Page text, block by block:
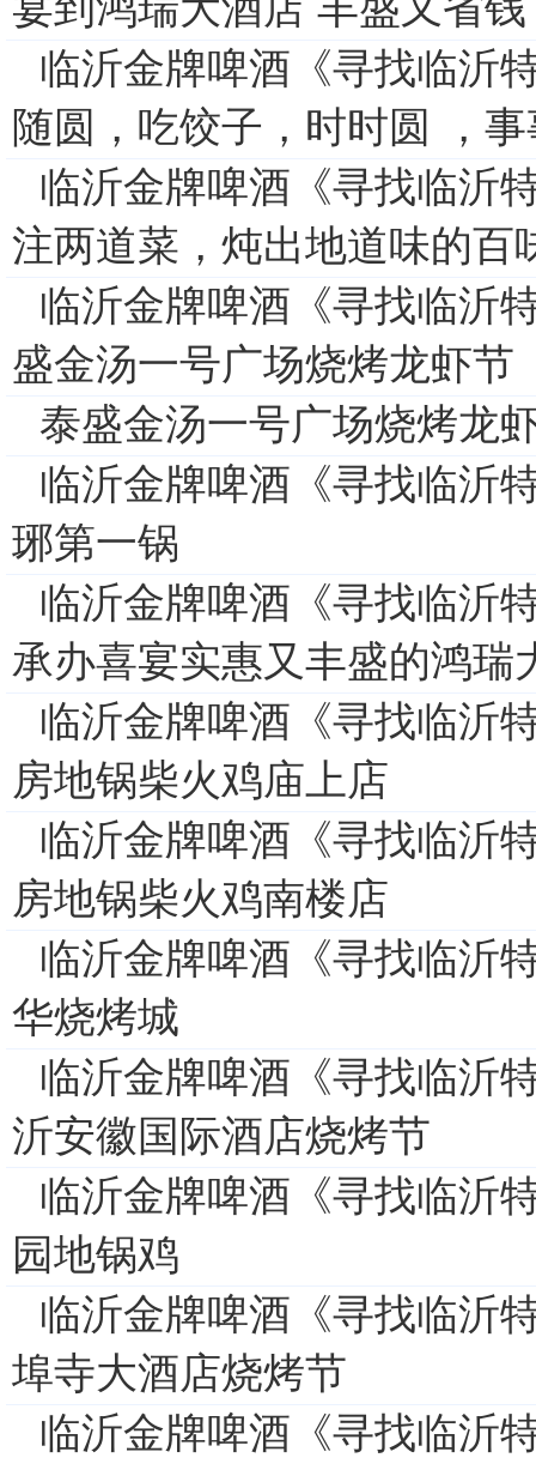
临沂金牌啤酒《寻找临沂
随圆，吃饺子，时时圆 ，
临沂金牌啤酒《寻找临沂
注两道菜，炖出地道味的百
临沂金牌啤酒《寻找临沂
盛金汤一号广场烧烤龙虾节
泰盛金汤一号广场烧烤龙
临沂金牌啤酒《寻找临沂
琊第一锅
临沂金牌啤酒《寻找临沂
承办喜宴实惠又丰盛的鸿瑞
临沂金牌啤酒《寻找临沂
房地锅柴火鸡庙上店
临沂金牌啤酒《寻找临沂
房地锅柴火鸡南楼店
临沂金牌啤酒《寻找临沂
华烧烤城
临沂金牌啤酒《寻找临沂
沂安徽国际酒店烧烤节
临沂金牌啤酒《寻找临沂
园地锅鸡
临沂金牌啤酒《寻找临沂
埠寺大酒店烧烤节
临沂金牌啤酒《寻找临沂